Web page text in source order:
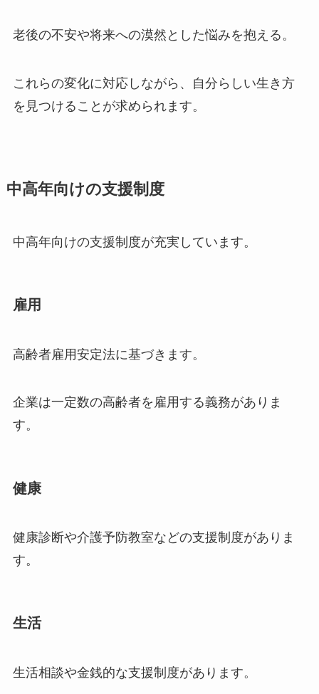
老後の不安や将来への漠然とした悩みを抱える。
これらの変化に対応しながら、自分らしい生き方
を見つけることが求められます。
中高年向けの支援制度
中高年向けの支援制度が充実しています。
雇用
高齢者雇用安定法に基づきます。
企業は一定数の高齢者を雇用する義務がありま
す。
健康
健康診断や介護予防教室などの支援制度がありま
す。
生活
生活相談や金銭的な支援制度があります。